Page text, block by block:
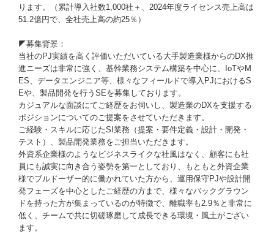
ります。（累計導入社数1,000社＋、2024年度ライセンス売上高は
51.2億円で、全社売上高の約25％）
◤募集背景：
当社のPJ実績を高く評価いただいている大手製造業様からのDX推
進ニーズは非常に強く、基幹業務システム構築を中心に、IoTやM
ES、データエンジニア等、様々なフィールドで導入PJにおけるS
Eや、製品開発を行うSEを募集しております。
カジュアルな⾯談にてご経歴をお伺いし、製造業のDXを⽀援する
ポジションについてのご提案をさせていただきます。
ご経験・スキルに応じたSI業務（提案・要件定義・設計・開発・
テスト）、製品開発業務をご担当いただきます。
外資系企業様のようなビジネスライクな社風はなく、顧客にも社
員にも誠実に向き合う姿勢を第一としており、もともと外資企業
様でブルドーザー的に働かれていた方から、運用保守PJや設計開
発フェーズを中心としたご経歴の方まで、様々なバックグラウン
ドを持った方が集まっているのが特徴で、離職率も2.9％と非常に
低く、チームで共に切磋琢磨して成長できる環境・風土がござい
ます。